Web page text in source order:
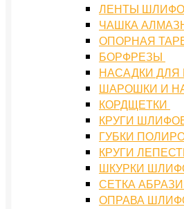
ЛЕНТЫ
ЧАШКА
ОПОРНАЯ
БОРФРЕЗЫ
НАСАДКИ ДЛЯ
ШАРОШКИ И
КОРДЩЕТКИ
КРУГИ
ГУБКИ
КРУГИ
ШКУРКИ
СЕТКА
ОПРАВА